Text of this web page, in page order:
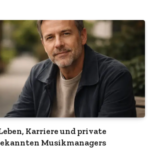
Karriere und private
Musikmanagers